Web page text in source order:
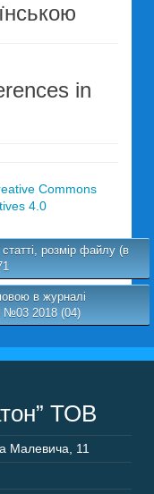
in
Commons
4.0
розмір файлу (в
в журналі
№03 2018 (04)
ТОВ
Малевича, 11